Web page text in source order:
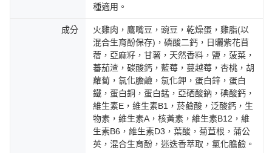
種適用。
成分
火雞肉，鷹嘴豆，豌豆，乾燥蛋，雞脂(以
混合生育酚保存)，磷酸二鈣，日曬紫花苜
蓿，亞麻籽，甘薯，天然香料，鹽，菠菜，
蕃茄渣，碳酸鈣，藍莓，蔓越莓，杏桃，胡
蘿蔔，氯化膽鹼，氯化鉀，蛋白鋅，蛋白
鐵，蛋白銅，蛋白錳，亞硒酸鈉，碘酸鈣，
維生素E，維生素B1，菸鹼酸，泛酸鈣，生
物素，維生素A，核黃素，維生素B12，維
生素B6，維生素D3，葉酸，菊苣根，蒲公
英，混合生育酚，迷迭香萃取，氯化膽鹼。